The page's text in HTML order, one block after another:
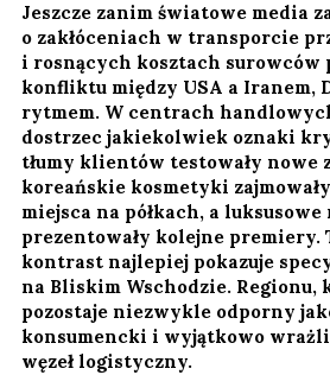
Jeszcze zanim światowe media
o zakłóceniach w transporcie
i rosnących kosztach surowców
konfliktu między USA a Iranem,
rytmem. W centrach
dostrzec jakiekolwiek oznaki
tłumy klientów testowały nowe
koreańskie kosmetyki
miejsca na półkach, a
prezentowały kolejne premiery.
kontrast najlepiej pokazuje
na Bliskim Wschodzie. Regionu,
pozostaje niezwykle odporny
konsumencki i wyjątkowo
węzeł logistyczny.